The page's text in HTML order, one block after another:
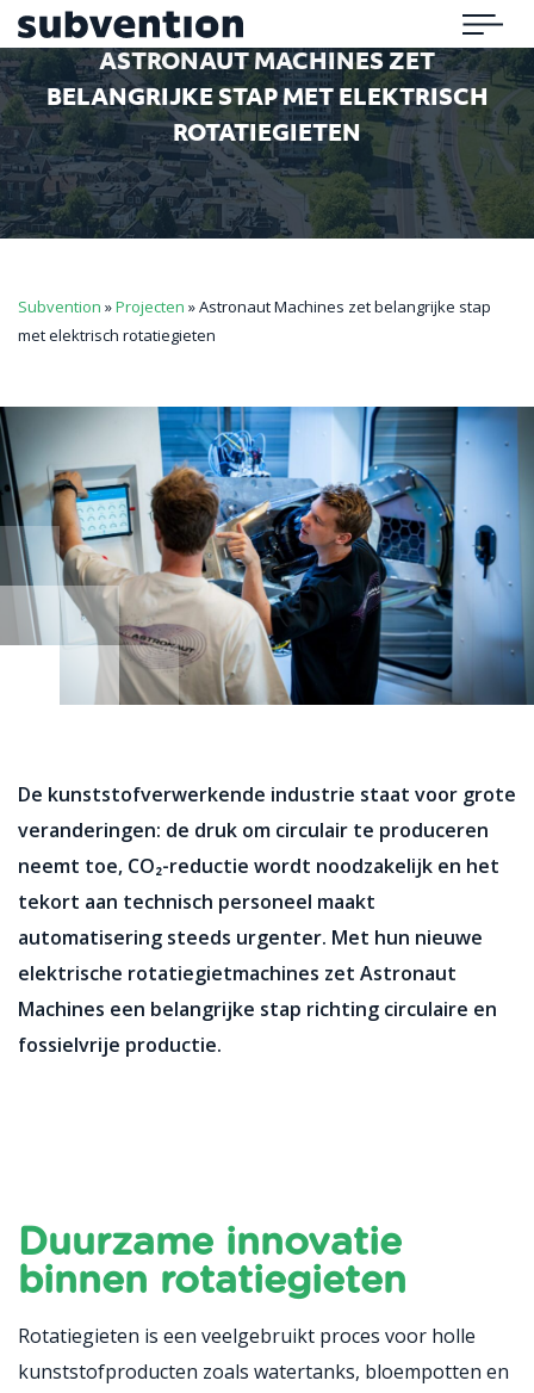
Subvention Menu
ASTRONAUT MACHINES ZET
BELANGRIJKE STAP MET ELEKTRISCH
ROTATIEGIETEN
Subvention »Projecten »Astronaut Machines zet belangrijke stap
met elektrisch rotatiegieten
De kunststofverwerkende industrie staat voor grote
veranderingen: de druk om circulair te produceren
neemt toe, CO₂-reductie wordt noodzakelijk en het
tekort aan technisch personeel maakt
automatisering steeds urgenter. Met hun nieuwe
elektrische rotatiegietmachines zet Astronaut
Machines een belangrijke stap richting circulaire en
fossielvrije productie.
Duurzame innovatie
binnen rotatiegieten
Rotatiegieten is een veelgebruikt proces voor holle
kunststofproducten zoals watertanks, bloempotten en